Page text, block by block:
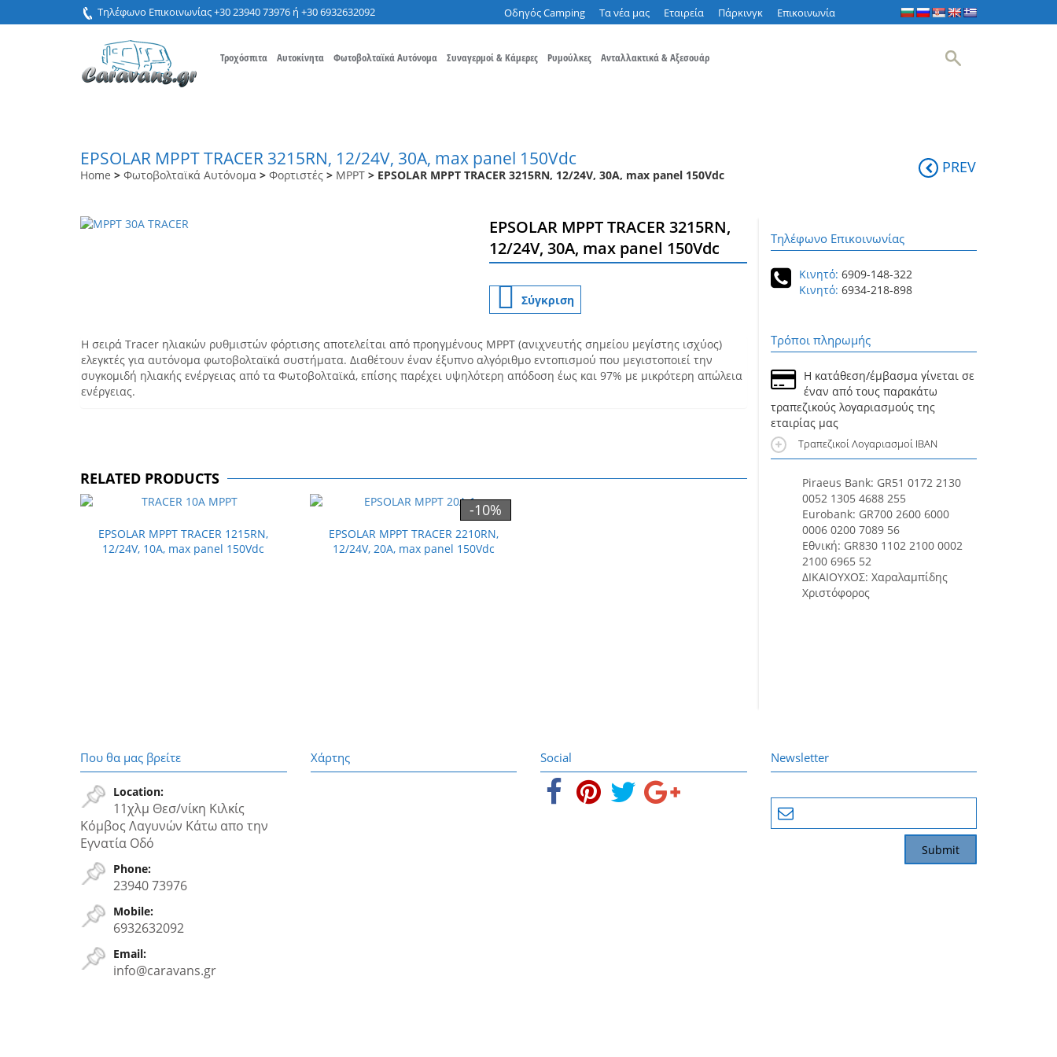
Τηλέφωνο Επικοινωνίας +30 23940 73976 ή +30 6932632092 Οδηγός Camping Τα νέα μας Εταιρεία Πάρκινγκ Επικοινωνία
Τροχόσπιτα Αυτοκίνητα Φωτοβολταϊκά Αυτόνομα Συναγερμοί & Κάμερες Ρυμούλκες Ανταλλακτικά & Αξεσουάρ
EPSOLAR MPPT TRACER 3215RN, 12/24V, 30A, max panel 150Vdc
Home > Φωτοβολταϊκά Αυτόνομα > Φορτιστές > MPPT > EPSOLAR MPPT TRACER 3215RN, 12/24V, 30A, max panel 150Vdc PREV
EPSOLAR MPPT TRACER 3215RN,
12/24V, 30A, max panel 150Vdc
Σύγκριση
Η σειρά Tracer ηλιακών ρυθμιστών φόρτισης αποτελείται από προηγμένους MPPT (ανιχνευτής σημείου μεγίστης ισχύος)
ελεγκτές για αυτόνομα φωτοβολταϊκά συστήματα. Διαθέτουν έναν έξυπνο αλγόριθμο εντοπισμού που μεγιστοποιεί την
συγκομιδή ηλιακής ενέργειας από τα Φωτοβολταϊκά, επίσης παρέχει υψηλότερη απόδοση έως και 97% με μικρότερη απώλεια
ενέργειας.
RELATED PRODUCTS
EPSOLAR MPPT TRACER 1215RN,
12/24V, 10A, max panel 150Vdc
-10%
EPSOLAR MPPT TRACER 2210RN,
12/24V, 20A, max panel 150Vdc
Τηλέφωνο Επικοινωνίας
Κινητό: 6909-148-322
Κινητό: 6934-218-898
Τρόποι πληρωμής
Η κατάθεση/έμβασμα γίνεται σε
έναν από τους παρακάτω
τραπεζικούς λογαριασμούς της
εταιρίας μας
Τραπεζικοί Λογαριασμοί IBAN
Piraeus Bank: GR51 0172 2130
0052 1305 4688 255
Eurobank: GR700 2600 6000
0006 0200 7089 56
Εθνική: GR830 1102 2100 0002
2100 6965 52
ΔΙΚΑΙΟΥΧΟΣ: Χαραλαμπίδης
Χριστόφορος
Που θα μας βρείτε
Location:
11χλμ Θεσ/νίκη Κιλκίς
Κόμβος Λαγυνών Κάτω απο την
Εγνατία Oδό
Phone:
23940 73976
Mobile:
6932632092
Email:
info@caravans.gr
Χάρτης Social Newsletter